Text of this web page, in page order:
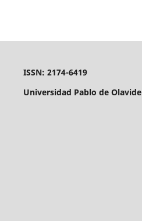
ISSN: 2174-6419
Universidad Pablo de Olavide